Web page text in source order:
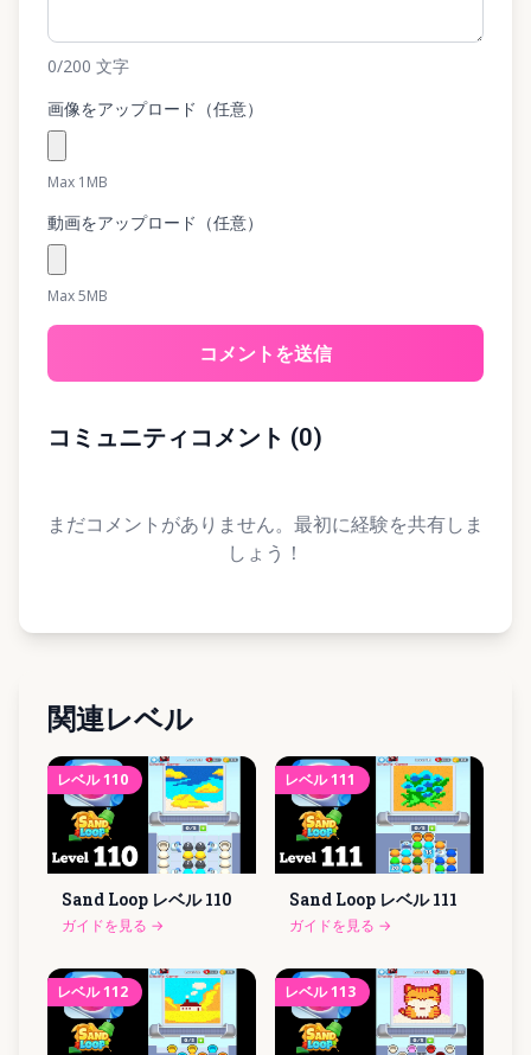
0/200 文字
画像をアップロード（任意）
Max 1MB
動画をアップロード（任意）
Max 5MB
コメントを送信
コミュニティコメント (0)
まだコメントがありません。最初に経験を共有しま
しょう！
関連レベル
レベル110
Sand Loop レベル 110
ガイドを見る →
レベル111
Sand Loop レベル 111
ガイドを見る →
レベル112 レベル113